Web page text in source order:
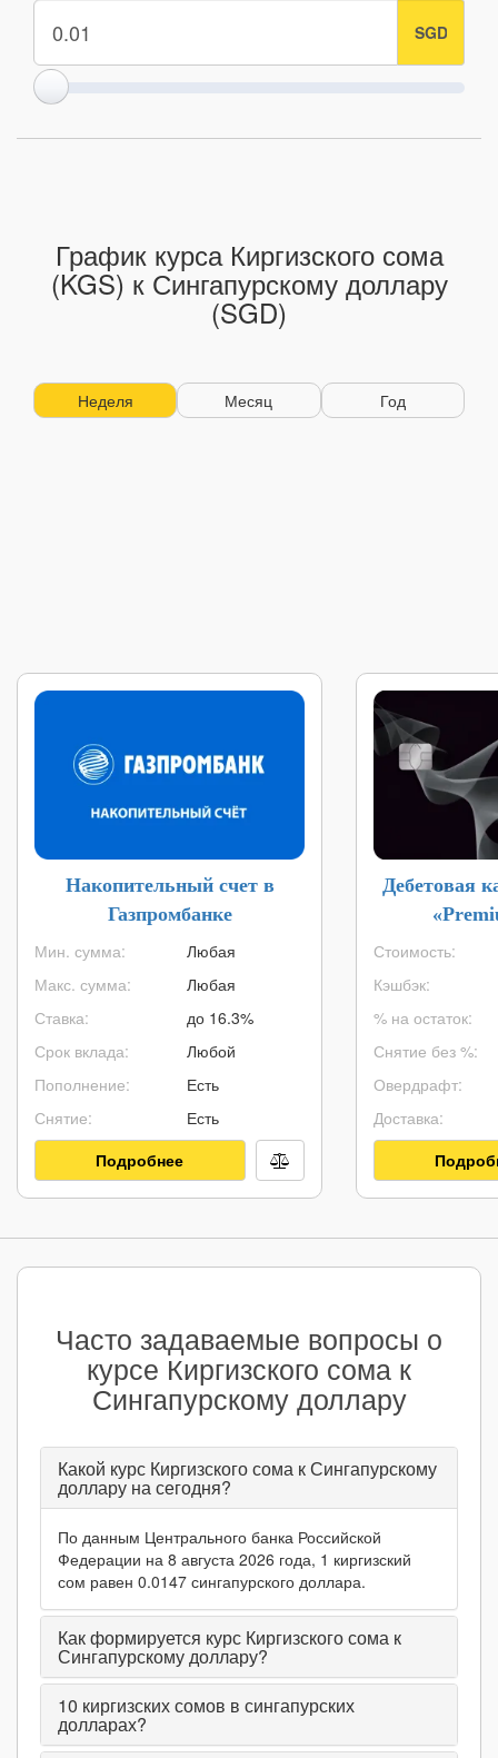
График курса Киргизского сома
(KGS) к Сингапурскому доллару
(SGD)
Неделя Месяц Год
Накопительный счет в
Газпромбанке
Мин. сумма:
Макс. сумма:
Ставка:
Срок вклада:
Пополнение:
Снятие:
Любая
Любая
до 16.3%
Любой
Есть
Есть
Подробнее
Дебетовая
Стоимость:
Кэшбэк:
% на остаток:
Снятие без %:
Овердрафт:
Доставка:
Часто задаваемые вопросы о
курсе Киргизского сома к
Сингапурскому доллару
Какой курс Киргизского сома к Сингапурскому
доллару на сегодня?
По данным Центрального банка Российской
Федерации на 8 августа 2026 года, 1 киргизский
сом равен 0.0147 сингапурского доллара.
Как формируется курс Киргизского сома к
Сингапурскому доллару?
10 киргизских сомов в сингапурских
долларах?